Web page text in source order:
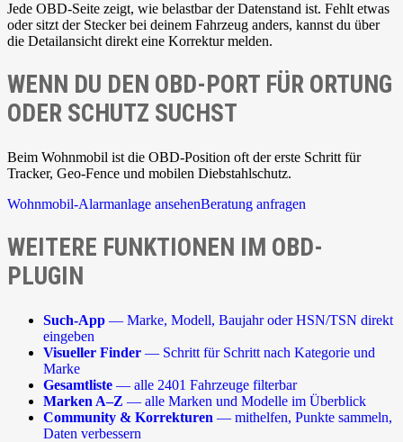
Jede OBD-Seite zeigt, wie belastbar der Datenstand ist. Fehlt etwas
oder sitzt der Stecker bei deinem Fahrzeug anders, kannst du über
die Detailansicht direkt eine Korrektur melden.
WENN DU DEN OBD-PORT FÜR ORTUNG
ODER SCHUTZ SUCHST
Beim Wohnmobil ist die OBD-Position oft der erste Schritt für
Tracker, Geo-Fence und mobilen Diebstahlschutz.
Wohnmobil-Alarmanlage ansehenBeratung anfragen
WEITERE FUNKTIONEN IM OBD-
PLUGIN
Such-App — Marke, Modell, Baujahr oder HSN/TSN direkt
eingeben
Visueller Finder — Schritt für Schritt nach Kategorie und
Marke
Gesamtliste — alle 2401 Fahrzeuge filterbar
Marken A–Z — alle Marken und Modelle im Überblick
Community & Korrekturen — mithelfen, Punkte sammeln,
Daten verbessern